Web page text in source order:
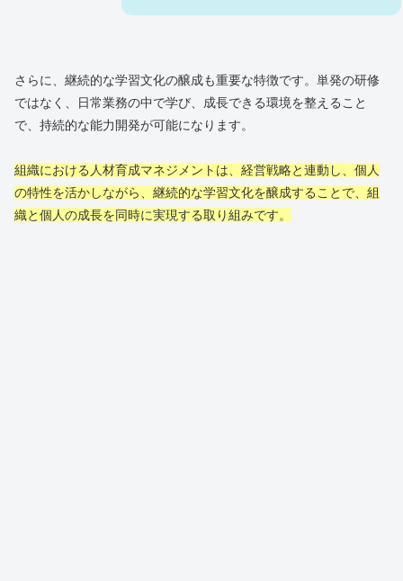
さらに、継続的な学習文化の醸成も重要な特徴です。単発の研修
ではなく、日常業務の中で学び、成長できる環境を整えること
で、持続的な能力開発が可能になります。
組織における人材育成マネジメントは、経営戦略と連動し、個人
の特性を活かしながら、継続的な学習文化を醸成することで、組
織と個人の成長を同時に実現する取り組みです。